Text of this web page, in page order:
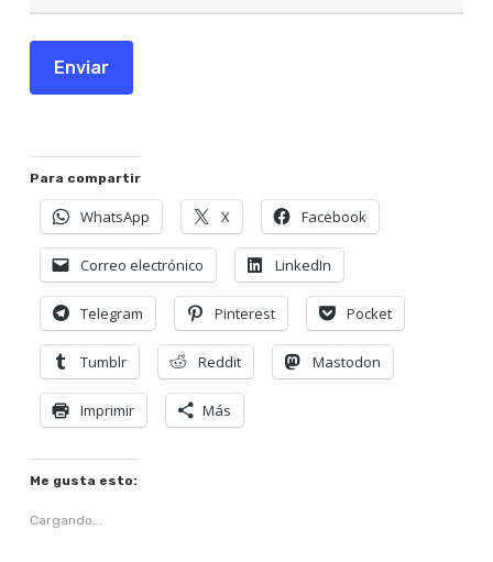
Enviar
Para compartir
WhatsApp X Facebook
Correo electrónico LinkedIn
Telegram Pinterest Pocket
Tumblr Reddit Mastodon
Imprimir Más
Me gusta esto:
Cargando...